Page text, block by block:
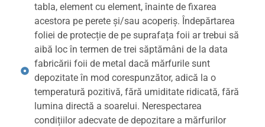
tabla, element cu element, înainte de fixarea
acestora pe perete și/sau acoperiș. Îndepărtarea
foliei de protecție de pe suprafața foii ar trebui să
aibă loc în termen de trei săptămâni de la data
fabricării foii de metal dacă mărfurile sunt
depozitate în mod corespunzător, adică la o
temperatură pozitivă, fără umiditate ridicată, fără
lumina directă a soarelui. Nerespectarea
condițiilor adecvate de depozitare a mărfurilor